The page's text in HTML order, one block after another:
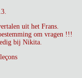
uit het Frans.
om vragen !!!
bij Nikita.